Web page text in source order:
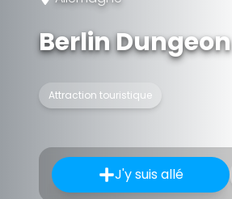
Berlin Dungeon
Attraction touristique
J'y suis allé